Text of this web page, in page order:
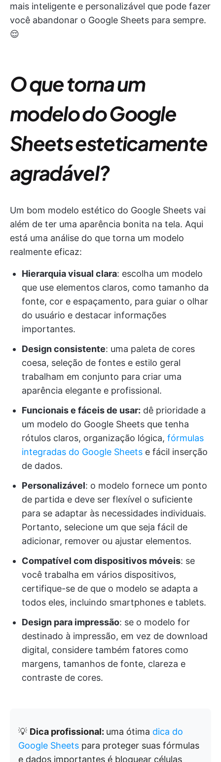
mais inteligente e personalizável que pode fazer
você abandonar o Google Sheets para sempre.
😌
O que torna um
modelo do Google
Sheets esteticamente
agradável?
Um bom modelo estético do Google Sheets vai
além de ter uma aparência bonita na tela. Aqui
está uma análise do que torna um modelo
realmente eficaz:
Hierarquia visual clara: escolha um modelo
que use elementos claros, como tamanho da
fonte, cor e espaçamento, para guiar o olhar
do usuário e destacar informações
importantes.
Design consistente: uma paleta de cores
coesa, seleção de fontes e estilo geral
trabalham em conjunto para criar uma
aparência elegante e profissional.
Funcionais e fáceis de usar: dê prioridade a
um modelo do Google Sheets que tenha
rótulos claros, organização lógica, fórmulas
integradas do Google Sheets e fácil inserção
de dados.
Personalizável: o modelo fornece um ponto
de partida e deve ser flexível o suficiente
para se adaptar às necessidades individuais.
Portanto, selecione um que seja fácil de
adicionar, remover ou ajustar elementos.
Compatível com dispositivos móveis: se
você trabalha em vários dispositivos,
certifique-se de que o modelo se adapta a
todos eles, incluindo smartphones e tablets.
Design para impressão: se o modelo for
destinado à impressão, em vez de download
digital, considere também fatores como
margens, tamanhos de fonte, clareza e
contraste de cores.
💡 Dica profissional: uma ótima dica do
Google Sheets para proteger suas fórmulas
e dados importantes é bloquear células